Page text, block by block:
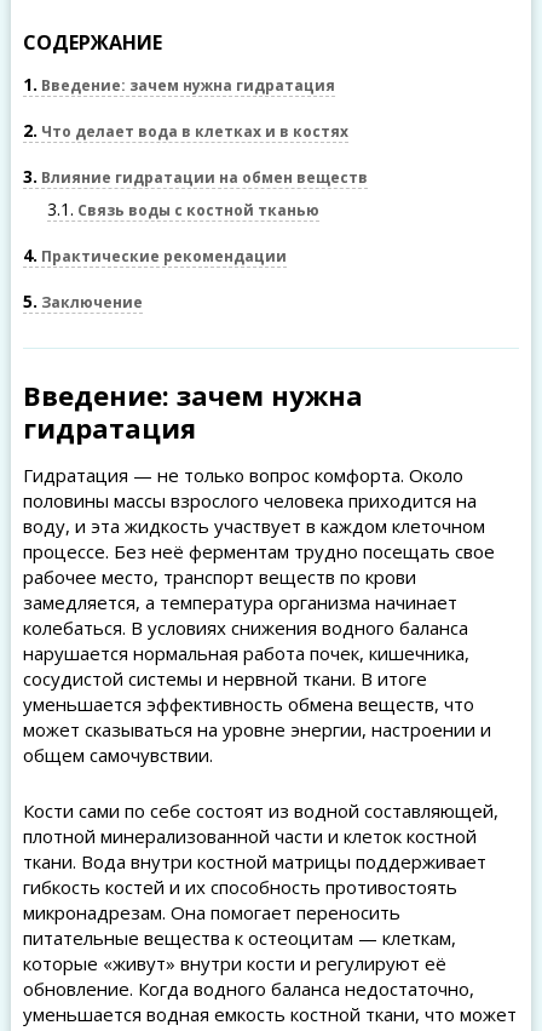
СОДЕРЖАНИЕ
1 Введение: зачем нужна гидратация
2 Что делает вода в клетках и в костях
3 Влияние гидратации на обмен веществ
3.1 Связь воды с костной тканью
4 Практические рекомендации
5 Заключение
Введение: зачем нужна
гидратация
Гидратация — не только вопрос комфорта. Около
половины массы взрослого человека приходится на
воду, и эта жидкость участвует в каждом клеточном
процессе. Без неё ферментам трудно посещать свое
рабочее место, транспорт веществ по крови
замедляется, а температура организма начинает
колебаться. В условиях снижения водного баланса
нарушается нормальная работа почек, кишечника,
сосудистой системы и нервной ткани. В итоге
уменьшается эффективность обмена веществ, что
может сказываться на уровне энергии, настроении и
общем самочувствии.
Кости сами по себе состоят из водной составляющей,
плотной минерализованной части и клеток костной
ткани. Вода внутри костной матрицы поддерживает
гибкость костей и их способность противостоять
микронадрезам. Она помогает переносить
питательные вещества к остеоцитам — клеткам,
которые «живут» внутри кости и регулируют её
обновление. Когда водного баланса недостаточно,
уменьшается водная емкость костной ткани, что может